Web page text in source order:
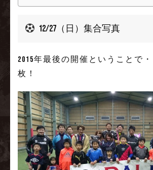
12/27（日）集合写真
2015年最後の開催ということで
枚！